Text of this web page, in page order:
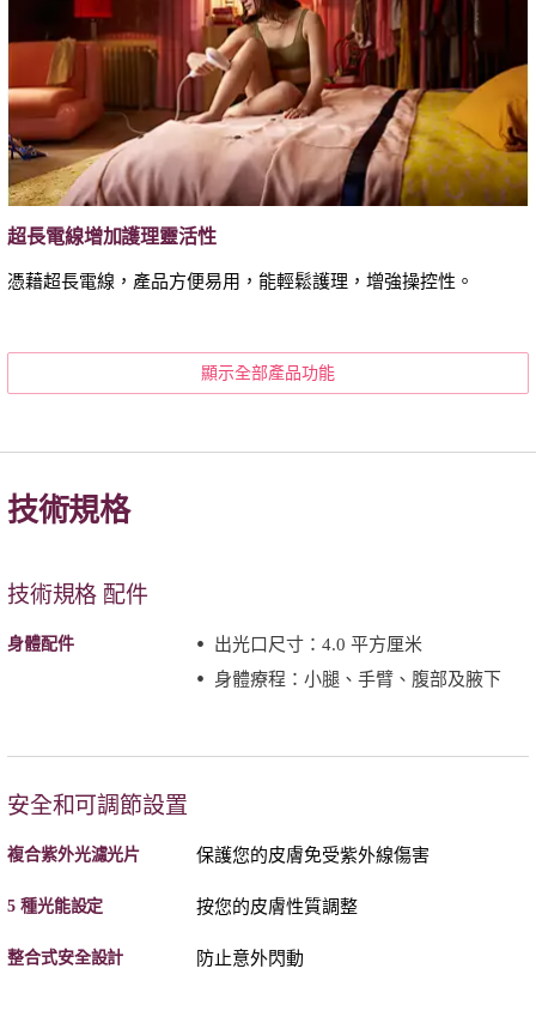
超長電線增加護理靈活性
憑藉超長電線，產品方便易用，能輕鬆護理，增強操控性。
顯示全部產品功能
技術規格
技術規格 配件
身體配件
出光口尺寸：4.0 平方厘米
身體療程：小腿、手臂、腹部及腋下
安全和可調節設置
複合紫外光濾光片 保護您的皮膚免受紫外線傷害
5 種光能設定 按您的皮膚性質調整
整合式安全設計 防止意外閃動